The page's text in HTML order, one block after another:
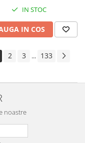
IN STOC
IN COS
2 3 ... 133
noastre